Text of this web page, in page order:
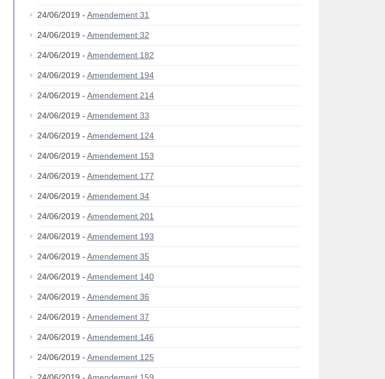
24/06/2019 - Amendement 31
24/06/2019 - Amendement 32
24/06/2019 - Amendement 182
24/06/2019 - Amendement 194
24/06/2019 - Amendement 214
24/06/2019 - Amendement 33
24/06/2019 - Amendement 124
24/06/2019 - Amendement 153
24/06/2019 - Amendement 177
24/06/2019 - Amendement 34
24/06/2019 - Amendement 201
24/06/2019 - Amendement 193
24/06/2019 - Amendement 35
24/06/2019 - Amendement 140
24/06/2019 - Amendement 36
24/06/2019 - Amendement 37
24/06/2019 - Amendement 146
24/06/2019 - Amendement 125